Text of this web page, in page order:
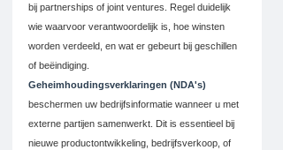
bij partnerships of joint ventures. Regel duidelijk
wie waarvoor verantwoordelijk is, hoe winsten
worden verdeeld, en wat er gebeurt bij geschillen
of beëindiging.
Geheimhoudingsverklaringen (NDA's)
beschermen uw bedrijfsinformatie wanneer u met
externe partijen samenwerkt. Dit is essentieel bij
nieuwe productontwikkeling, bedrijfsverkoop, of